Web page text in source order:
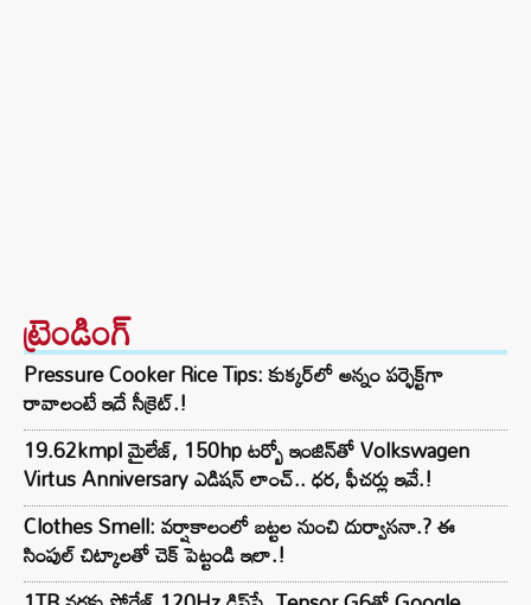
ట్రెండింగ్‌
Pressure Cooker Rice Tips: కుక్కర్‌లో అన్నం పర్ఫెక్ట్‌గా
రావాలంటే ఇదే సీక్రెట్.!
19.62kmpl మైలేజ్, 150hp టర్బో ఇంజిన్‌తో Volkswagen
Virtus Anniversary ఎడిషన్ లాంచ్.. ధర, ఫీచర్లు ఇవే.!
Clothes Smell: వర్షాకాలంలో బట్టల నుంచి దుర్వాసనా.? ఈ
సింపుల్ చిట్కాలతో చెక్ పెట్టండి ఇలా.!